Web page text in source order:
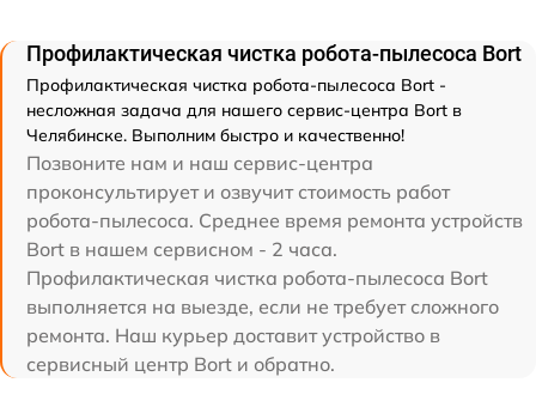
Профилактическая чистка робота-пылесоса Bort
Профилактическая чистка робота-пылесоса Bort -
несложная задача для нашего сервис-центра Bort в
Челябинске. Выполним быстро и качественно!
Позвоните нам и наш сервис-центра
проконсультирует и озвучит стоимость работ
робота-пылесоса. Среднее время ремонта устройств
Bort в нашем сервисном - 2 часа.
Профилактическая чистка робота-пылесоса Bort
выполняется на выезде, если не требует сложного
ремонта. Наш курьер доставит устройство в
сервисный центр Bort и обратно.